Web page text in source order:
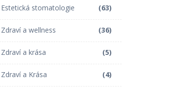
Estetická stomatologie (63)
Zdraví a wellness (36)
Zdraví a krása (5)
Zdraví a Krása (4)